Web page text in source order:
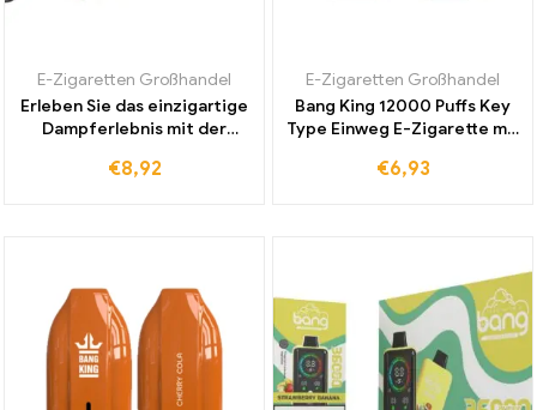
E-Zigaretten Großhandel
Erleben Sie das einzigartige
Dampferlebnis mit der
Dual Mesh E-Zigarette in
€8,92
E-Zigaretten Großhandel
Bang King 12000 Puffs Key
Type Einweg E-Zigarette mit
erfrischendem Geschmack
€6,93